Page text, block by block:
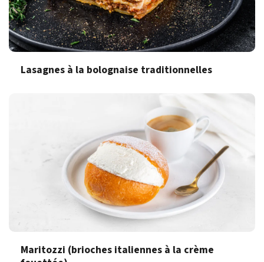
Lasagnes à la bolognaise traditionnelles
Maritozzi (brioches italiennes à la crème